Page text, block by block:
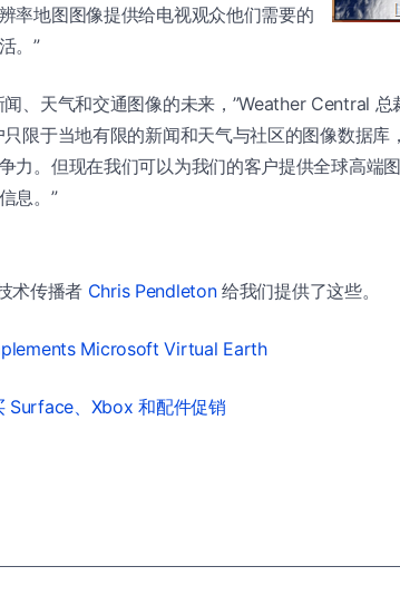
率地图图像提供给电视观众他们需要的
。”
、天气和交通图像的未来，”Weather Central 总
限于当地有限的新闻和天气与社区的图像数据库
力。但现在我们可以为我们的客户提供全球高端
息。”
术传播者 Chris Pendleton给我们提供了这些。
Microsoft Virtual Earth
Surface、Xbox 和配件促销